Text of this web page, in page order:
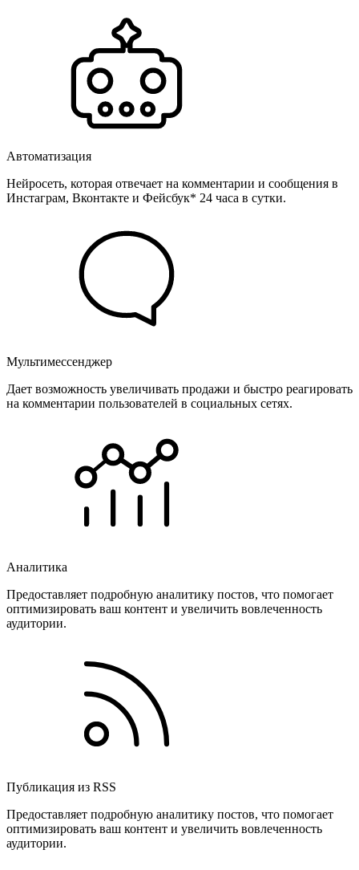
Автоматизация
Нейросеть, которая отвечает на комментарии и сообщения в
Инстаграм, Вконтакте и Фейсбук* 24 часа в сутки.
Мультимессенджер
Дает возможность увеличивать продажи и быстро реагировать
на комментарии пользователей в социальных сетях.
Аналитика
Предоставляет подробную аналитику постов, что помогает
оптимизировать ваш контент и увеличить вовлеченность
аудитории.
Публикация из RSS
Предоставляет подробную аналитику постов, что помогает
оптимизировать ваш контент и увеличить вовлеченность
аудитории.